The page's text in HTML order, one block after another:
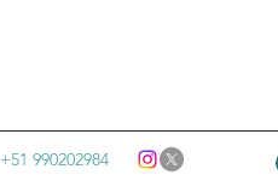
+51 990202984